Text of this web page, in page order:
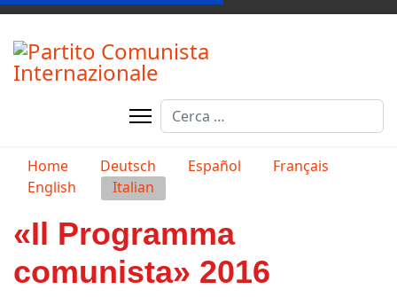
Cerca
Seleziona la tua lingua
Home Deutsch Español
Français
English
Italian
«Il Programma
comunista» 2016